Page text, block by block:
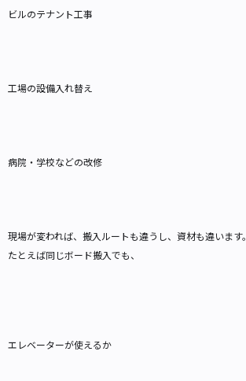
ビルのテナント工事
工場の設備入れ替え
病院・学校などの改修
現場が変われば、搬入ルートも違うし、資材も違います。
たとえば同じボード搬入でも、
エレベーターが使えるか